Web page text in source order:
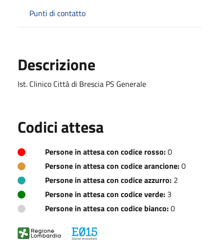
Punti di contatto
Descrizione
Ist. Clinico Città di Brescia PS Generale
Codici attesa
Persone in attesa con codice rosso:0
Persone in attesa con codice arancione:0
Persone in attesa con codice azzurro: 2
Persone in attesa con codice verde: 3
Persone in attesa con codice bianco:0